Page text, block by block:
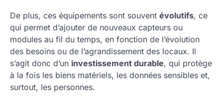
De plus, ces équipements sont souvent évolutifs, ce
qui permet d’ajouter de nouveaux capteurs ou
modules au fil du temps, en fonction de l’évolution
des besoins ou de l’agrandissement des locaux. Il
s’agit donc d’un investissement durable, qui protège
à la fois les biens matériels, les données sensibles et,
surtout, les personnes.